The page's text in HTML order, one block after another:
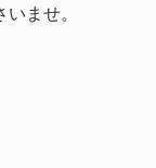
ませ。